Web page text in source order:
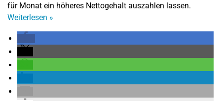
für Monat ein höheres Nettogehalt auszahlen lassen.
Weiterlesen »